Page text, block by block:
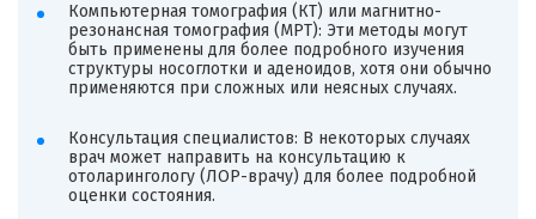
Компьютерная томография (КТ) или магнитно-
резонансная томография (МРТ): Эти методы могут
быть применены для более подробного изучения
структуры носоглотки и аденоидов, хотя они обычно
применяются при сложных или неясных случаях.
Консультация специалистов: В некоторых случаях
врач может направить на консультацию к
отоларингологу (ЛОР-врачу) для более подробной
оценки состояния.